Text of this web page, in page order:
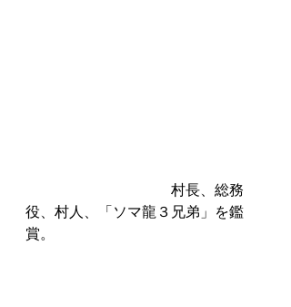
村長、総務
役、村人、「ソマ龍３兄弟」を鑑
賞。